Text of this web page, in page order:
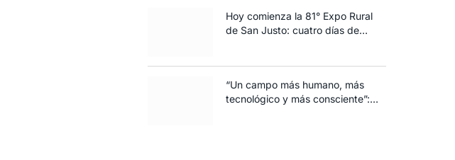
Hoy comienza la 81° Expo Rural
de San Justo: cuatro días de
“Un campo más humano, más
tecnológico y más consciente”: